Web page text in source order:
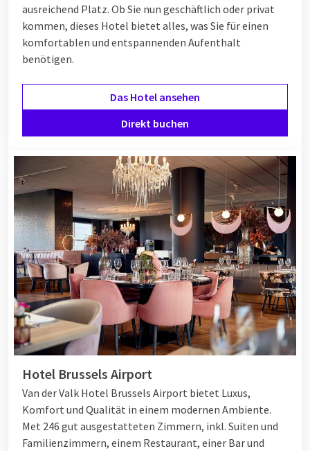
ausreichend Platz. Ob Sie nun geschäftlich oder privat
kommen, dieses Hotel bietet alles, was Sie für einen
komfortablen und entspannenden Aufenthalt
benötigen.
Das Hotel ansehen
Direkt buchen
Hotel Brussels Airport
Van der Valk Hotel Brussels Airport bietet Luxus,
Komfort und Qualität in einem modernen Ambiente.
Met 246 gut ausgestatteten Zimmern, inkl. Suiten und
Familienzimmern, einem Restaurant, einer Bar und